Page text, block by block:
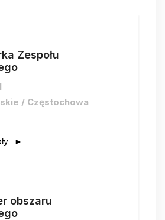
Zespołu
/ Częstochowa
obszaru